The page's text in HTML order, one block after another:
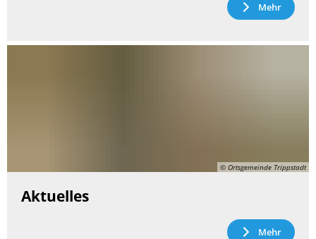
Mehr
© Ortsgemeinde Trippstadt
Aktuelles
Mehr